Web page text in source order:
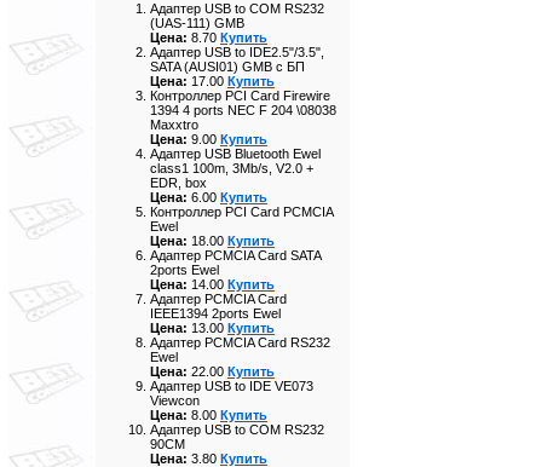
Адаптер USB to COM RS232
(UAS-111) GMB
Цена: 8.70 Купить
Адаптер USB to IDE2.5"/3.5",
SATA (AUSI01) GMB с БП
Цена: 17.00 Купить
Контроллер PCI Card Firewire
1394 4 ports NEC F 204 \08038
Maxxtro
Цена: 9.00 Купить
Адаптер USB Bluetooth Ewel
class1 100m, 3Mb/s, V2.0 +
EDR, box
Цена: 6.00 Купить
Контроллер PCI Card PCMCIA
Ewel
Цена: 18.00 Купить
Адаптер PCMCIA Card SATA
2ports Ewel
Цена: 14.00 Купить
Адаптер PCMCIA Card
IEEE1394 2ports Ewel
Цена: 13.00 Купить
Адаптер PCMCIA Card RS232
Ewel
Цена: 22.00 Купить
Адаптер USB to IDE VE073
Viewcon
Цена: 8.00 Купить
Адаптер USB to COM RS232
90CM
Цена: 3.80 Купить